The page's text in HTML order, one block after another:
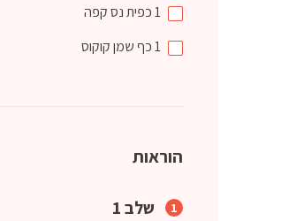
1כפיתנס קפה
1כףשמן קוקוס
הוראות
שלב 1